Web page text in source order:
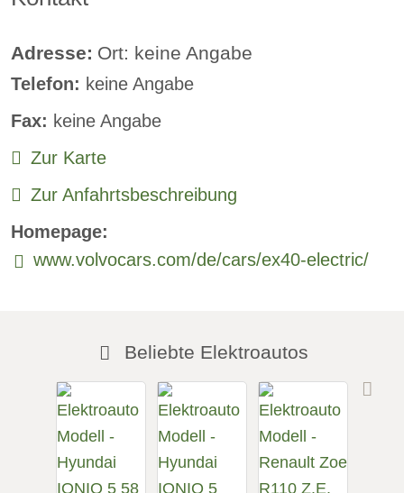
Klimaautomatik:
Lederlenkrad:
verfügbar
Standheizung:
verfügbar
Sprachsteuerung:
Rückfahrkamera
Sitzheizung vorne:
verfügbar
Sitzheizung hinten:
Adresse: Ort: keine Angabe
Telefon: keine Angabe
Fax: keine Angabe
Zur Karte
Zur Anfahrtsbeschreibung
Homepage:
www.volvocars.com/de/cars/ex40-electric/
Beliebte Elektroautos